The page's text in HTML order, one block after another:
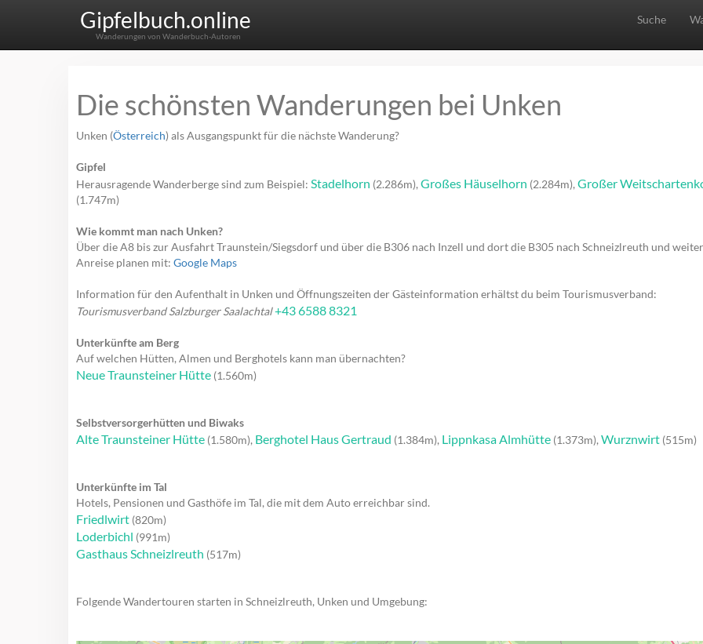
Gipfelbuch.online
Wanderungen von Wanderbuch-Autoren
Suche
Die schönsten Wanderungen bei Unken
Unken (Österreich) als Ausgangspunkt für die nächste Wanderung?
Gipfel
Herausragende Wanderberge sind zum Beispiel: Stadelhorn (2.286m), Großes Häuselhorn (2.284m), Großer
(1.747m)
Wie kommt man nach Unken?
Über die A8 bis zur Ausfahrt Traunstein/Siegsdorf und über die B306 nach Inzell und dort die B305 nach Schneizlreuth und
Anreise planen mit: Google Maps
Information für den Aufenthalt in Unken und Öffnungszeiten der Gästeinformation erhältst du beim Tourismusverband:
Tourismusverband Salzburger Saalachtal+43 6588 8321
Unterkünfte am Berg
Auf welchen Hütten, Almen und Berghotels kann man übernachten?
Neue Traunsteiner Hütte (1.560m)
Selbstversorgerhütten und Biwaks
Alte Traunsteiner Hütte (1.580m), Berghotel Haus Gertraud (1.384m), Lippnkasa Almhütte (1.373m), Wurznwirt (515m)
Unterkünfte im Tal
Hotels, Pensionen und Gasthöfe im Tal, die mit dem Auto erreichbar sind.
Friedlwirt (820m)
Loderbichl (991m)
Gasthaus Schneizlreuth (517m)
Folgende Wandertouren starten in Schneizlreuth, Unken und Umgebung: